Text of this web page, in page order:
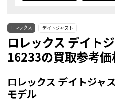
ロレックス デイトジャスト
ロレックス デイト
16233の買取参考価
ロレックス デイトジャ
モデル